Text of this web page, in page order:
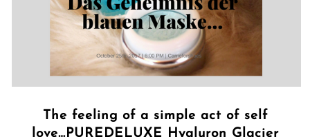
The feeling of a simple act of self
love…PUREDELUXE Hyaluron Glacier